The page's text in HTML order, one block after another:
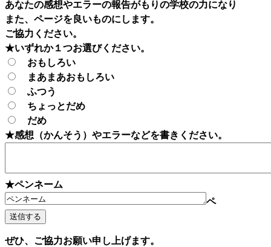
あなたの感想やエラーの報告がもりの学校の力になり
また、ページを良いものにします。
ご協力ください。
★いずれか１つお選びください。
おもしろい
まあまあおもしろい
ふつう
ちょっとだめ
だめ
★感想（かんそう）やエラーなどを書きください。
★ペンネーム
ペ
ぜひ、ご協力お願い申し上げます。